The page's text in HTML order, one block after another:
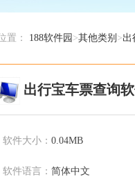
置： 188软件园 >其他类别 >出
出行宝车票查询软
软件大小： 0.04MB
软件语言： 简体中文